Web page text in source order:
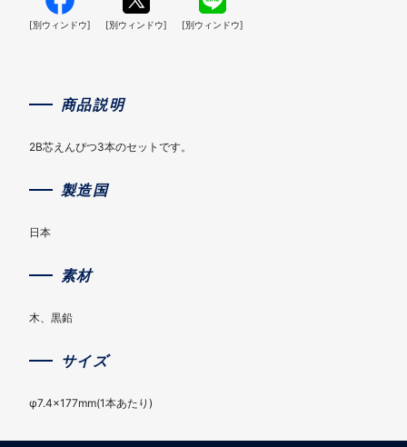
[別ウィンドウ] [別ウィンドウ] [別ウィンドウ]
商品説明
2B芯えんぴつ3本のセットです。
製造国
日本
素材
木、黒鉛
サイズ
φ7.4×177mm(1本あたり)